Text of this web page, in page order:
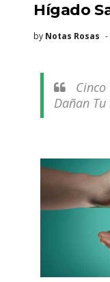
Hígado
by Notas Rosas
Dañan